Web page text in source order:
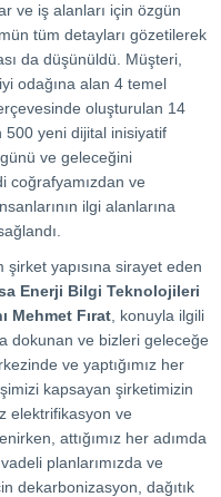
ve iş alanları için özgün
tüm detayları gözetilerek
da düşünüldü. Müşteri,
odağına alan 4 temel
oluşturulan 14
500 yeni dijital inisiyatif
ve geleceğini
coğrafyamızdan ve
ilgi alanlarına
şirket yapısına sirayet eden
Enerji Bilgi Teknolojileri
Mehmet Fırat , konuyla ilgili
dokunan ve bizleri geleceğe
ve yaptığımız her
kapsayan şirketimizin
elektrifikasyon ve
attığımız her adımda
planlarımızda ve
dekarbonizasyon, dağıtık